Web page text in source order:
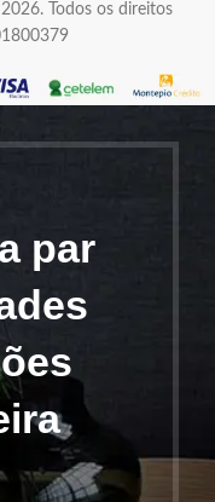
Todos os direitos
par